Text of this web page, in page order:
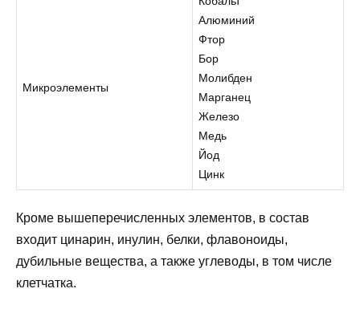
Микроэлементы
Алюминий
Фтор
Бор
Молибден
Марганец
Железо
Медь
Йод
Цинк
Кроме вышеперечисленных элементов, в состав
входит цинарин, инулин, белки, флавоноиды,
дубильные вещества, а также углеводы, в том числе
клетчатка.